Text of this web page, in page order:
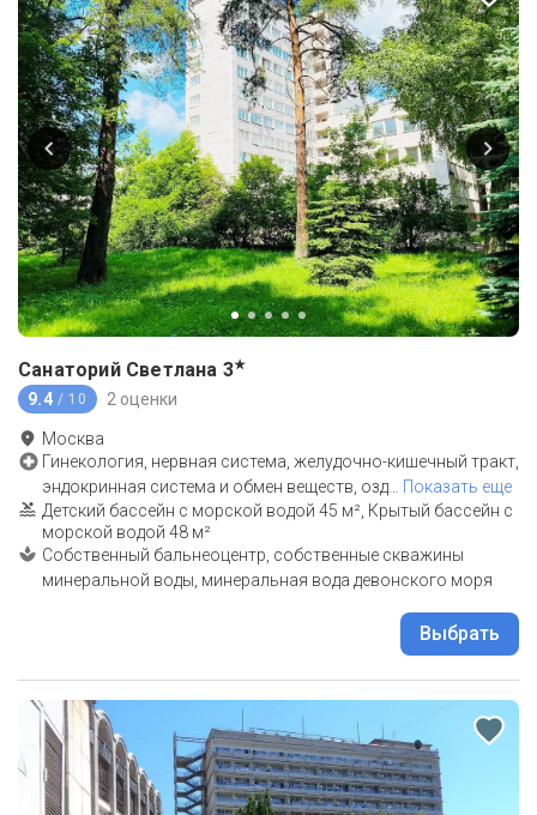
Санаторий Светлана 3★
9.4 / 10 2 оценки
Москва
Гинекология, нервная система, желудочно-кишечный тракт,
эндокринная система и обмен веществ, озд… Показать еще
Детский бассейн с морской водой 45 м², Крытый бассейн с
морской водой 48 м²
Собственный бальнеоцентр, собственные скважины
минеральной воды, минеральная вода девонского моря
Выбрать